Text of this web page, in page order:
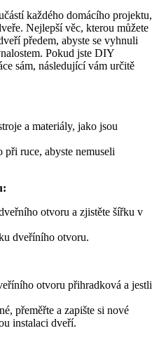
každého domácího projektu,
Nejlepší věc, kterou můžete
předem, abyste se vyhnuli
Pokud jste DIY
sám, následující vám určitě
a materiály, jako jsou
při ruce, abyste nemuseli
otvoru a zjistěte šířku v
dveříního otvoru.
otvoru přihradková a jestli
přeměřte a zapište si nové
instalaci dveří.